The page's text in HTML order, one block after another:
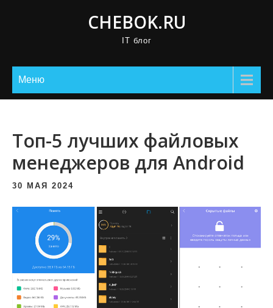
CHEBOK.RU
IT блог
Меню
Топ-5 лучших файловых
менеджеров для Android
30 МАЯ 2024